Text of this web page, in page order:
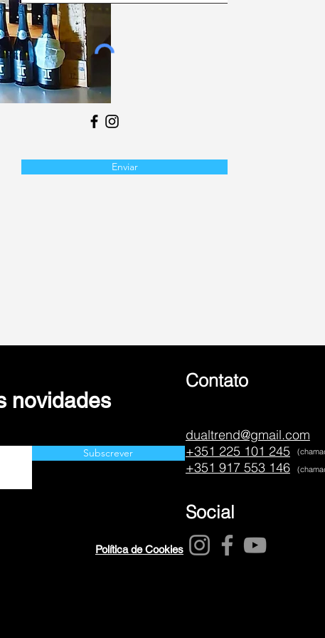
Enviar
novidades
Subscrever
Política de Cookies
Contato
dualtrend@gmail.com
+351 225 101 245
+351 917 553 146
Social